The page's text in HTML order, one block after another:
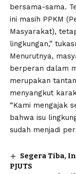
bersama-sama.
ini masih PPKM
Masyarakat),
lingkungan,”
Menurutnya,
berperan dalam
merupakan
menyangkut
“Kami mengajak
bahwa isu
sudah menjadi
Segera Tiba,
PJUTS